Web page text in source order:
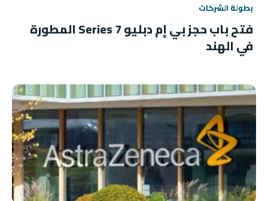
بطولة الشركات
فتح باب حجز بي إم دبليو 7 Series المطورة
في الهند